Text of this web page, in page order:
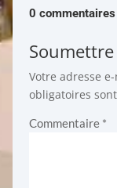
0 commentaires
Votre adresse
obligatoires
Commentaire *